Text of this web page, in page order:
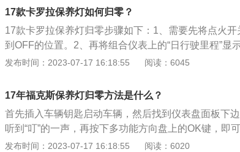
下至小型车高端的广阔市场空间，而COROLLA-EX花
市场，以此满足中国市场上消费者对汽车的多样化需
是保养灯的扩展资料：1、保养灯提醒车主，新的保养
护。不是所有的车型都能手动清除，部分车型需要厂
除。2、车辆的机械寿命虽然更加长久。但是，有些
这样做为了减少后期的维修成本。
17款卡罗拉保养灯如何归零？
17款卡罗拉保养灯归零步骤如下：1、需要先将点火
到OFF的位置。2、再将组合仪表上的“日行驶里程”显
放。3、之后再点火开关转至ON位置。4、等保养灯亮
转到OFF的位置即可。注意事项：17款的卡罗拉的行
功能，在车辆的行驶达到预设的行驶里程或者达到发
上就会出现保养的提示，这时，除了手动进行归零外
的人员进行归零设定。
发布时间：2023-07-17 16:18:55 阅读：6045
17年福克斯保养灯归零方法是什么？
首先插入车辆钥匙启动车辆，然后找到仪表盘面板下
听到“叮”的一声，再按下多功能方向盘上的OK键，即
示。以下是相关介绍：1.车辆在售出时或者是保养过后
发布时间：2023-07-17 16:18:55 阅读：6020